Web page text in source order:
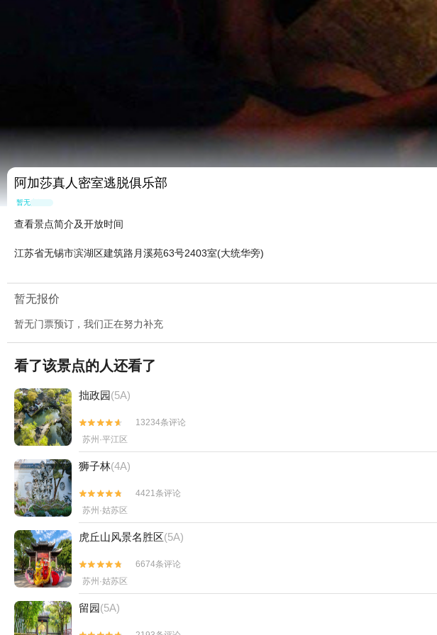
阿加莎真人密室逃脱俱乐部
暂无点评
查看景点简介及开放时间
江苏省无锡市滨湖区建筑路月溪苑63号2403室(大统华旁)
暂无报价
暂无门票预订，我们正在努力补充
看了该景点的人还看了
拙政园(5A)


13234条评论
苏州·平江区
狮子林(4A)


4421条评论
苏州·姑苏区
虎丘山风景名胜区(5A)


6674条评论
苏州·姑苏区
留园(5A)